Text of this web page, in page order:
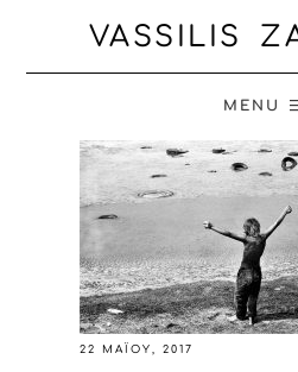
VASSILIS
MENU
22 ΜΑΪ́ΟΥ, 2017